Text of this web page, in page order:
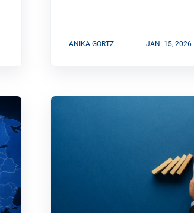
ANIKA GÖRTZ JAN. 15, 2026